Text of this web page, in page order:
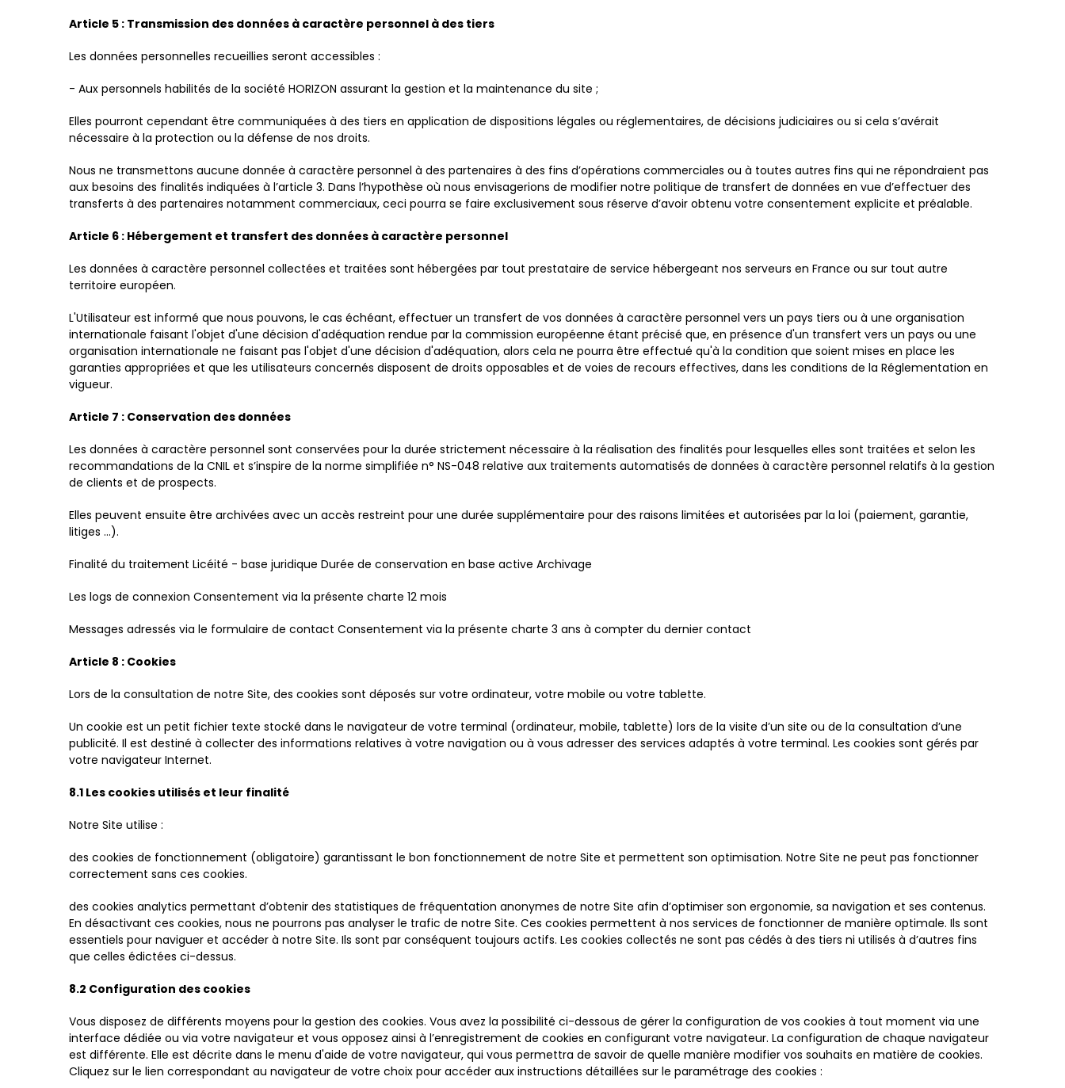
Article 5 : Transmission des données à caractère personnel à des tiers
Les données personnelles recueillies seront accessibles :
- Aux personnels habilités de la société HORIZON assurant la gestion et la maintenance du site ;
Elles pourront cependant être communiquées à des tiers en application de dispositions légales ou réglementaires, de décisions judiciaires ou si cela s’avérait
nécessaire à la protection ou la défense de nos droits.
Nous ne transmettons aucune donnée à caractère personnel à des partenaires à des fins d’opérations commerciales ou à toutes autres fins qui ne répondraient pas
aux besoins des finalités indiquées à l’article 3. Dans l’hypothèse où nous envisagerions de modifier notre politique de transfert de données en vue d’effectuer des
transferts à des partenaires notamment commerciaux, ceci pourra se faire exclusivement sous réserve d’avoir obtenu votre consentement explicite et préalable.
Article 6 : Hébergement et transfert des données à caractère personnel
Les données à caractère personnel collectées et traitées sont hébergées par tout prestataire de service hébergeant nos serveurs en France ou sur tout autre
territoire européen.
L'Utilisateur est informé que nous pouvons, le cas échéant, effectuer un transfert de vos données à caractère personnel vers un pays tiers ou à une organisation
internationale faisant l'objet d'une décision d'adéquation rendue par la commission européenne étant précisé que, en présence d'un transfert vers un pays ou une
organisation internationale ne faisant pas l'objet d'une décision d'adéquation, alors cela ne pourra être effectué qu'à la condition que soient mises en place les
garanties appropriées et que les utilisateurs concernés disposent de droits opposables et de voies de recours effectives, dans les conditions de la Réglementation en
vigueur.
Article 7 : Conservation des données
Les données à caractère personnel sont conservées pour la durée strictement nécessaire à la réalisation des finalités pour lesquelles elles sont traitées et selon les
recommandations de la CNIL et s’inspire de la norme simplifiée n° NS-048 relative aux traitements automatisés de données à caractère personnel relatifs à la gestion
de clients et de prospects.
Elles peuvent ensuite être archivées avec un accès restreint pour une durée supplémentaire pour des raisons limitées et autorisées par la loi (paiement, garantie,
litiges ...).
Finalité du traitement Licéité - base juridique Durée de conservation en base active Archivage
Les logs de connexion Consentement via la présente charte 12 mois
Messages adressés via le formulaire de contact Consentement via la présente charte 3 ans à compter du dernier contact
Article 8 : Cookies
Lors de la consultation de notre Site, des cookies sont déposés sur votre ordinateur, votre mobile ou votre tablette.
Un cookie est un petit fichier texte stocké dans le navigateur de votre terminal (ordinateur, mobile, tablette) lors de la visite d’un site ou de la consultation d’une
publicité. Il est destiné à collecter des informations relatives à votre navigation ou à vous adresser des services adaptés à votre terminal. Les cookies sont gérés par
votre navigateur Internet.
8.1 Les cookies utilisés et leur finalité
Notre Site utilise :
des cookies de fonctionnement (obligatoire) garantissant le bon fonctionnement de notre Site et permettent son optimisation. Notre Site ne peut pas fonctionner
correctement sans ces cookies.
des cookies analytics permettant d’obtenir des statistiques de fréquentation anonymes de notre Site afin d’optimiser son ergonomie, sa navigation et ses contenus.
En désactivant ces cookies, nous ne pourrons pas analyser le trafic de notre Site. Ces cookies permettent à nos services de fonctionner de manière optimale. Ils sont
essentiels pour naviguer et accéder à notre Site. Ils sont par conséquent toujours actifs. Les cookies collectés ne sont pas cédés à des tiers ni utilisés à d’autres fins
que celles édictées ci-dessus.
8.2 Configuration des cookies
Vous disposez de différents moyens pour la gestion des cookies. Vous avez la possibilité ci-dessous de gérer la configuration de vos cookies à tout moment via une
interface dédiée ou via votre navigateur et vous opposez ainsi à l’enregistrement de cookies en configurant votre navigateur. La configuration de chaque navigateur
est différente. Elle est décrite dans le menu d'aide de votre navigateur, qui vous permettra de savoir de quelle manière modifier vos souhaits en matière de cookies.
Cliquez sur le lien correspondant au navigateur de votre choix pour accéder aux instructions détaillées sur le paramétrage des cookies :